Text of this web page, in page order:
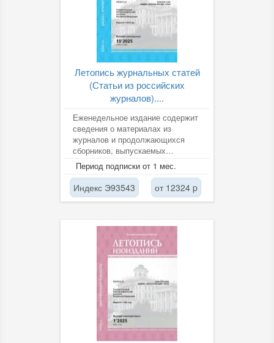
Летопись журнальных статей
(Статьи из российских
журналов)....
Еженедельное издание содержит
сведения о материалах из
журналов и продолжающихся
сборников, выпускаемых
российскими научно-
исследовательскими...
Период подписки от 1 мес.
Индекс Э93543 от 12324 p